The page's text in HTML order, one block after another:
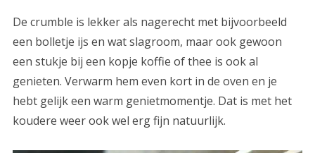
De crumble is lekker als nagerecht met bijvoorbeeld
een bolletje ijs en wat slagroom, maar ook gewoon
een stukje bij een kopje koffie of thee is ook al
genieten. Verwarm hem even kort in de oven en je
hebt gelijk een warm genietmomentje. Dat is met het
koudere weer ook wel erg fijn natuurlijk.